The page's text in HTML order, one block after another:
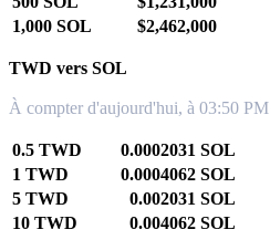
1,000 SOL
$2,462,000
TWD vers SOL
À compter d'aujourd'hui, à 03:50 PM
0.5 TWD
0.0002031 SOL
1 TWD
0.0004062 SOL
5 TWD
0.002031 SOL
10 TWD
0.004062 SOL